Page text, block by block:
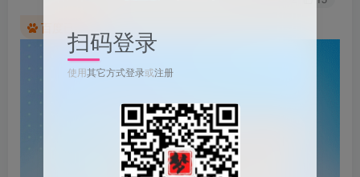
百度已收录扫码登录
使用其它方式登录或注册